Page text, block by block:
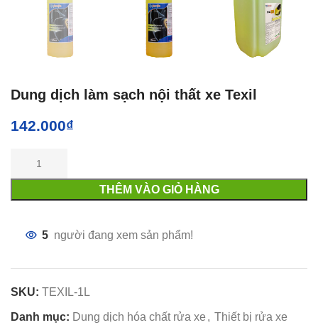
Dung dịch làm sạch nội thất xe Texil
142.000₫
THÊM VÀO GIỎ HÀNG
5 người đang xem sản phẩm!
SKU: TEXIL-1L
Danh mục: Dung dịch hóa chất rửa xe , Thiết bị rửa xe